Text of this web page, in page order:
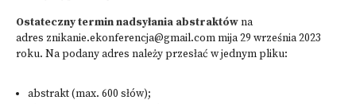
Ostateczny termin nadsyłania abstraktówna
adres znikanie.ekonferencja@gmail.com mija 29 września 2023
roku. Na podany adres należy przesłać w jednym pliku:
abstrakt (max. 600 słów);